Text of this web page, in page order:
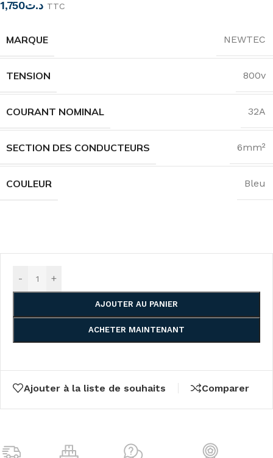
د.ت1,750 TTC
MARQUE NEWTEC
TENSION 800v
COURANT NOMINAL 32A
SECTION DES CONDUCTEURS 6mm²
COULEUR Bleu
- +
AJOUTER AU PANIER
ACHETER MAINTENANT
Ajouter à la liste de souhaits Comparer